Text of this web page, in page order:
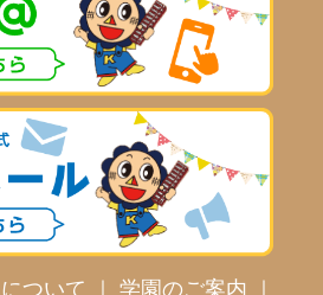
ついて ｜学園のご案内